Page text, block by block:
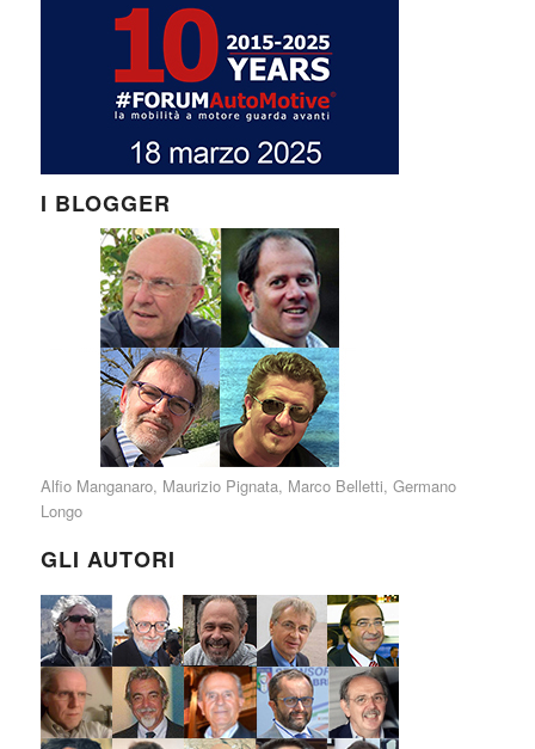
I BLOGGER
Alfio Manganaro, Maurizio Pignata, Marco Belletti, Germano
Longo
GLI AUTORI